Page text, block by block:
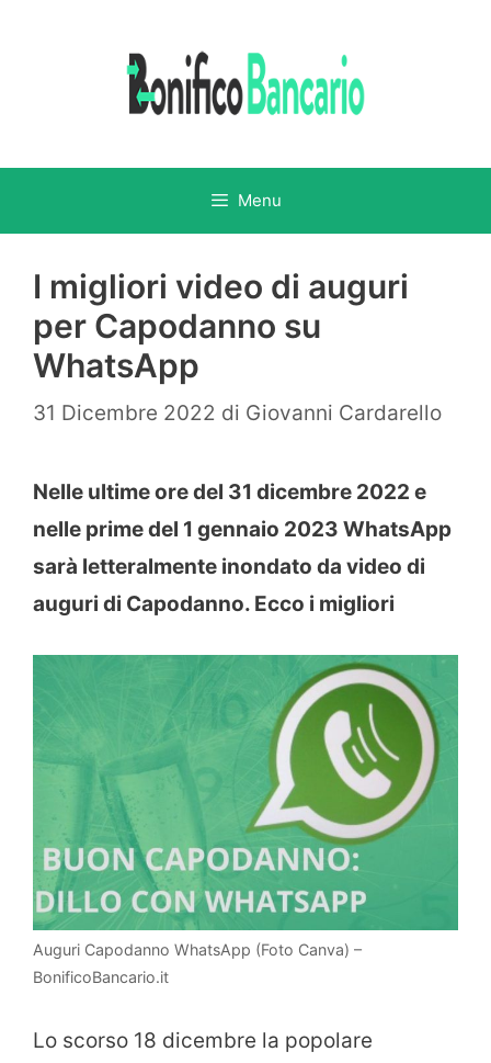
Menu
I migliori video di auguri
per Capodanno su
WhatsApp
31 Dicembre 2022 di Giovanni Cardarello
Nelle ultime ore del 31 dicembre 2022 e
nelle prime del 1 gennaio 2023 WhatsApp
sarà letteralmente inondato da video di
auguri di Capodanno. Ecco i migliori
Auguri Capodanno WhatsApp (Foto Canva) –
BonificoBancario.it
Lo scorso 18 dicembre la popolare